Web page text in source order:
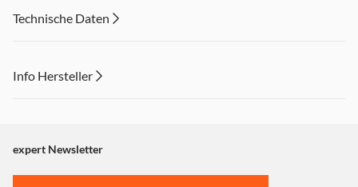
einen frischen und hochwertigen Signature-Look.
Technische Daten
Info Hersteller
"Marketing".
Einstellungen anpassen
expert Newsletter